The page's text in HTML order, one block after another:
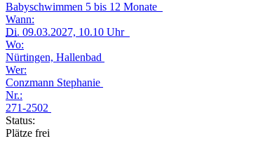
Babyschwimmen 5 bis 12 Monate
Wann:
Di. 09.03.2027, 10.10 Uhr
Wo:
Nürtingen, Hallenbad
Wer:
Conzmann Stephanie
Nr.:
271-2502
Status:
Plätze frei